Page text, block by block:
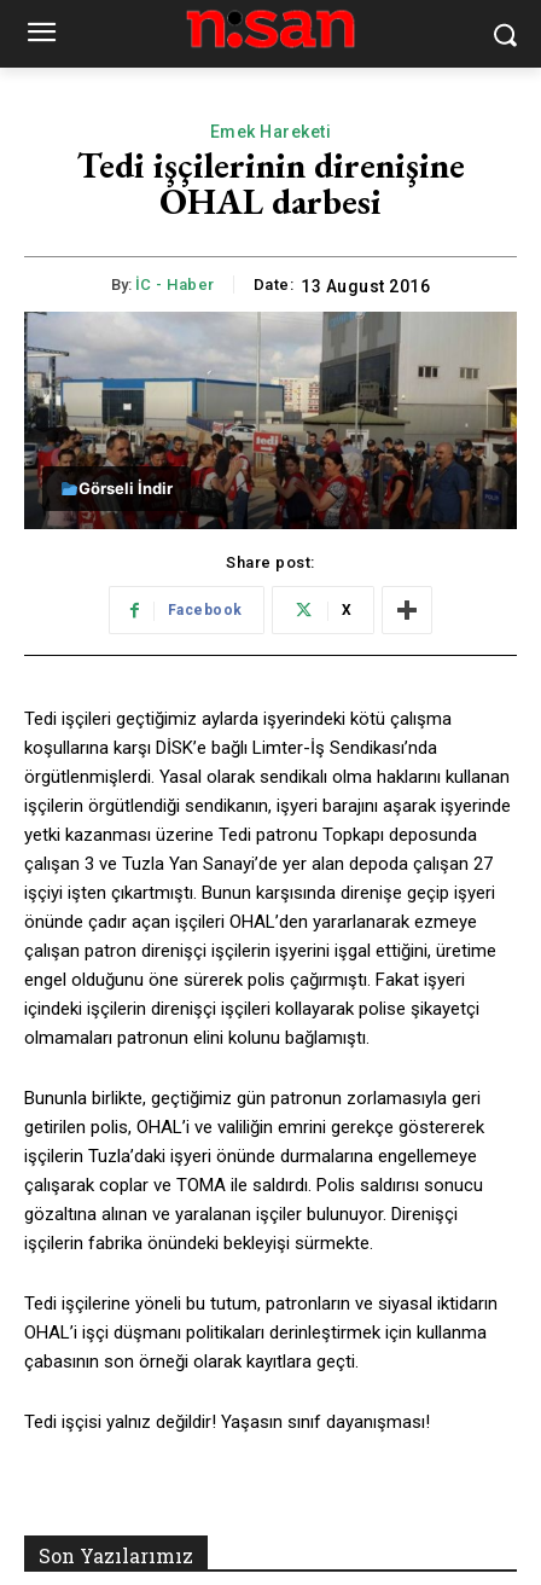
Emek Hareketi
Tedi işçilerinin direnişine
OHAL darbesi
By: İC - Haber Date: 13 August 2016
Görseli İndir
Share post:
Facebook X
Tedi işçileri geçtiğimiz aylarda işyerindeki kötü çalışma
koşullarına karşı DİSK’e bağlı Limter-İş Sendikası’nda
örgütlenmişlerdi. Yasal olarak sendikalı olma haklarını kullanan
işçilerin örgütlendiği sendikanın, işyeri barajını aşarak işyerinde
yetki kazanması üzerine Tedi patronu Topkapı deposunda
çalışan 3 ve Tuzla Yan Sanayi’de yer alan depoda çalışan 27
işçiyi işten çıkartmıştı. Bunun karşısında direnişe geçip işyeri
önünde çadır açan işçileri OHAL’den yararlanarak ezmeye
çalışan patron direnişçi işçilerin işyerini işgal ettiğini, üretime
engel olduğunu öne sürerek polis çağırmıştı. Fakat işyeri
içindeki işçilerin direnişçi işçileri kollayarak polise şikayetçi
olmamaları patronun elini kolunu bağlamıştı.
Bununla birlikte, geçtiğimiz gün patronun zorlamasıyla geri
getirilen polis, OHAL’i ve valiliğin emrini gerekçe göstererek
işçilerin Tuzla’daki işyeri önünde durmalarına engellemeye
çalışarak coplar ve TOMA ile saldırdı. Polis saldırısı sonucu
gözaltına alınan ve yaralanan işçiler bulunuyor. Direnişçi
işçilerin fabrika önündeki bekleyişi sürmekte.
Tedi işçilerine yöneli bu tutum, patronların ve siyasal iktidarın
OHAL’i işçi düşmanı politikaları derinleştirmek için kullanma
çabasının son örneği olarak kayıtlara geçti.
Tedi işçisi yalnız değildir! Yaşasın sınıf dayanışması!
Son Yazılarımız